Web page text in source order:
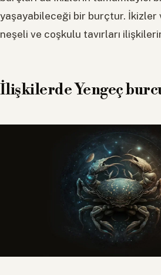
yaşayabileceği bir burçtur. İkizler
neşeli ve coşkulu tavırları
İlişkilerde Yengeç